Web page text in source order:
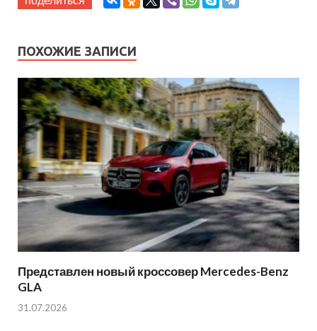
ПОХОЖИЕ ЗАПИСИ
Представлен новый кроссовер Mercedes-Benz
GLA
31.07.2026